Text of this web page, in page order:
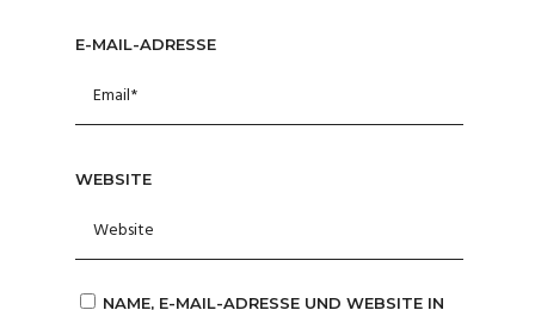
E-MAIL-ADRESSE
WEBSITE
NAME, E-MAIL-ADRESSE UND WEBSITE IN